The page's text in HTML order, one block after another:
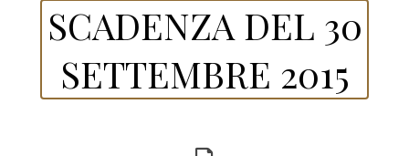
SCADENZA DEL 30
SETTEMBRE 2015